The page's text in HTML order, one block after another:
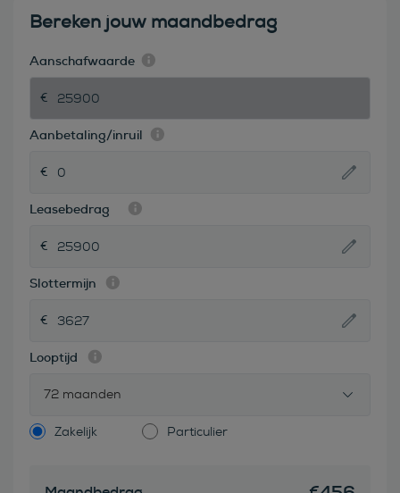
Bereken jouw maandbedrag
Aanschafwaarde
Aanbetaling/inruil
Leasebedrag
Slottermijn
Looptijd
72 maanden
Zakelijk Particulier